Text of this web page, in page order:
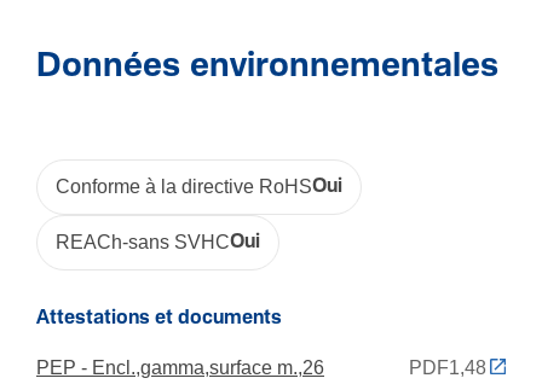
Données environnementales
Conforme à la directive RoHSOui
REACh-sans SVHCOui
Attestations et documents
PEP - Encl.,gamma,surface m.,26
PDF1,48